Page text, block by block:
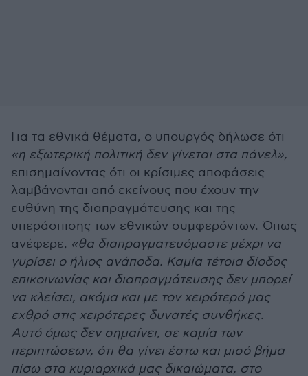
Για τα εθνικά θέματα, ο υπουργός δήλωσε ότι
«η εξωτερική πολιτική δεν γίνεται στα πάνελ»,
επισημαίνοντας ότι οι κρίσιμες αποφάσεις
λαμβάνονται από εκείνους που έχουν την
ευθύνη της διαπραγμάτευσης και της
υπεράσπισης των εθνικών συμφερόντων. Όπως
ανέφερε, «θα διαπραγματευόμαστε μέχρι να
γυρίσει ο ήλιος ανάποδα. Καμία τέτοια δίοδος
επικοινωνίας και διαπραγμάτευσης δεν μπορεί
να κλείσει, ακόμα και με τον χειρότερό μας
εχθρό στις χειρότερες δυνατές συνθήκες.
Αυτό όμως δεν σημαίνει, σε καμία των
περιπτώσεων, ότι θα γίνει έστω και μισό βήμα
πίσω στα κυριαρχικά μας δικαιώματα, στο